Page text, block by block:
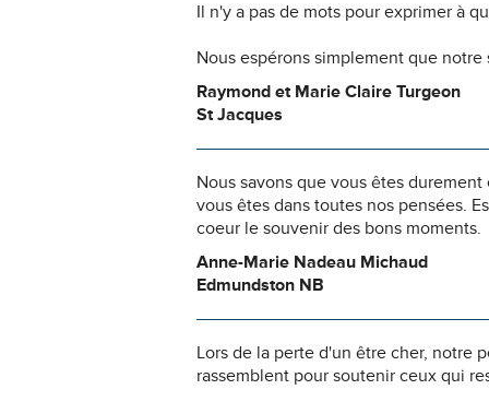
Il n'y a pas de mots pour exprimer à
Nous espérons simplement que
Raymond et Marie Claire Turgeon
St Jacques
Nous savons que vous êtes
vous êtes dans toutes nos pensées.
coeur le souvenir des bons moments.
Anne-Marie Nadeau Michaud
Edmundston NB
Lors de la perte d'un être cher, notre
rassemblent pour soutenir ceux qui